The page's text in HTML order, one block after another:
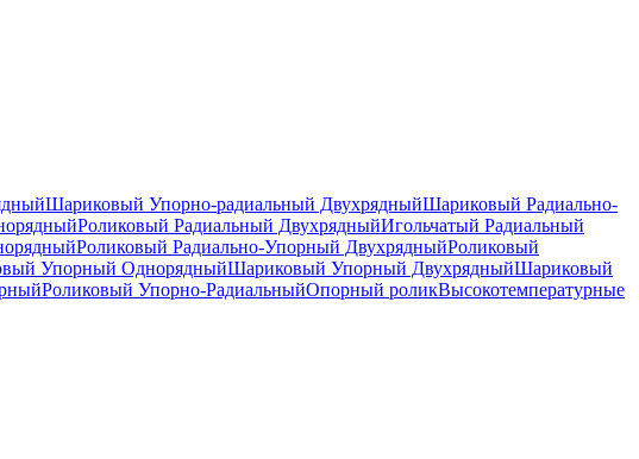
Шариковый Упорно-радиальный ДвухрядныйШариковый Радиально-
Роликовый Радиальный ДвухрядныйИгольчатый Радиальный
Роликовый Радиально-Упорный ДвухрядныйРоликовый
Упорный ОднорядныйШариковый Упорный ДвухрядныйШариковый
Роликовый Упорно-РадиальныйОпорный роликВысокотемпературные